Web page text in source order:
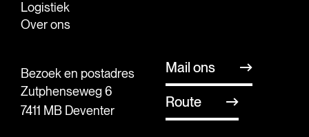
Logistiek
Over ons
Bezoek en postadres
Zutphenseweg 6
7411 MB Deventer
Mail ons
Route